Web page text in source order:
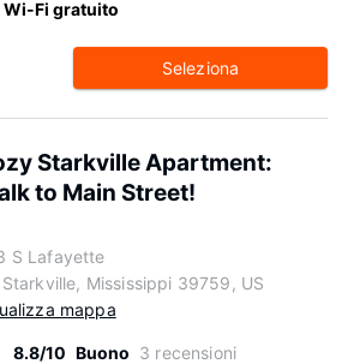
Wi-Fi gratuito
Seleziona
Starkville Apartment:
to Main Street!
S Lafayette
Mississippi 39759, US
mappa
8.8/10 Buono 3 recensioni